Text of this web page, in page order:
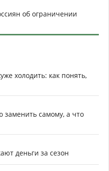
об ограничении
холодить: как понять,
заменить самому, а что
деньги за сезон